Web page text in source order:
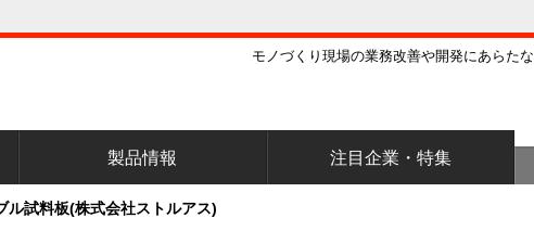
モノづくり現場の業務改善や開発にあらた
製品情報 注目企業・特集
ル試料板(株式会社ストルアス)